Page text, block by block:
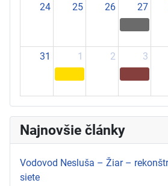
24 25 26 27
31 1 2 3
Najnovšie články
Vodovod Nesluša – Žiar –
siete